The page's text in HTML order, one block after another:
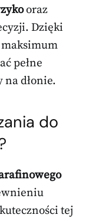
oraz
Dzięki
pełne
na dłonie.
do
tej